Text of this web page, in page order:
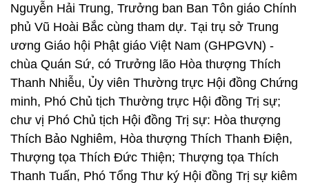
Nguyễn Hải Trung, Trưởng ban Ban Tôn giáo Chính
phủ Vũ Hoài Bắc cùng tham dự. Tại trụ sở Trung
ương Giáo hội Phật giáo Việt Nam (GHPGVN) -
chùa Quán Sứ, có Trưởng lão Hòa thượng Thích
Thanh Nhiễu, Ủy viên Thường trực Hội đồng Chứng
minh, Phó Chủ tịch Thường trực Hội đồng Trị sự;
chư vị Phó Chủ tịch Hội đồng Trị sự: Hòa thượng
Thích Bảo Nghiêm, Hòa thượng Thích Thanh Điện,
Thượng tọa Thích Đức Thiện; Thượng tọa Thích
Thanh Tuấn, Phó Tổng Thư ký Hội đồng Trị sự kiêm